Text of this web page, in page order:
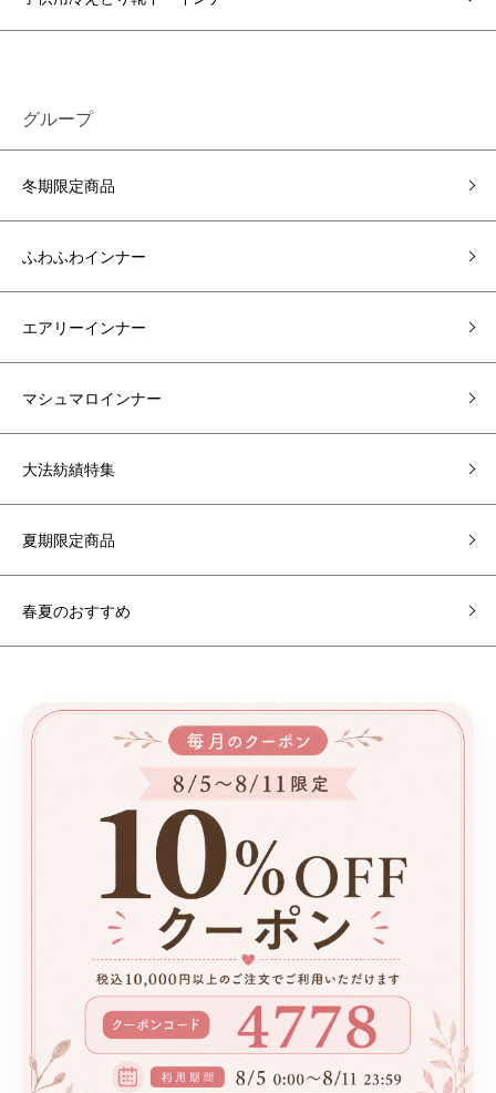
グループ
冬期限定商品
ふわふわインナー
エアリーインナー
マシュマロインナー
大法紡績特集
夏期限定商品
春夏のおすすめ